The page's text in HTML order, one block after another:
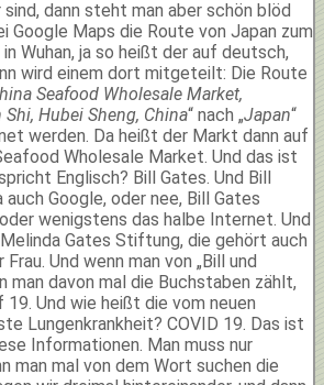
dann steht man aber schön blöd
Google Maps die Route von Japan zum
Wuhan, ja so heißt der auf deutsch,
wird einem dort mitgeteilt: Die Route
Seafood Wholesale Market,
Hubei Sheng, China“ nach „Japan“
werden. Da heißt der Markt dann auf
Wholesale Market. Und das ist
Englisch? Bill Gates. Und Bill
Google, oder nee, Bill Gates
wenigstens das halbe Internet. Und
Gates Stiftung, die gehört auch
Und wenn man von „Bill und
man davon mal die Buchstaben zählt,
19. Und wie heißt die vom neuen
Lungenkrankheit? COVID 19. Das ist
Informationen. Man muss nur
man mal von dem Wort suchen die